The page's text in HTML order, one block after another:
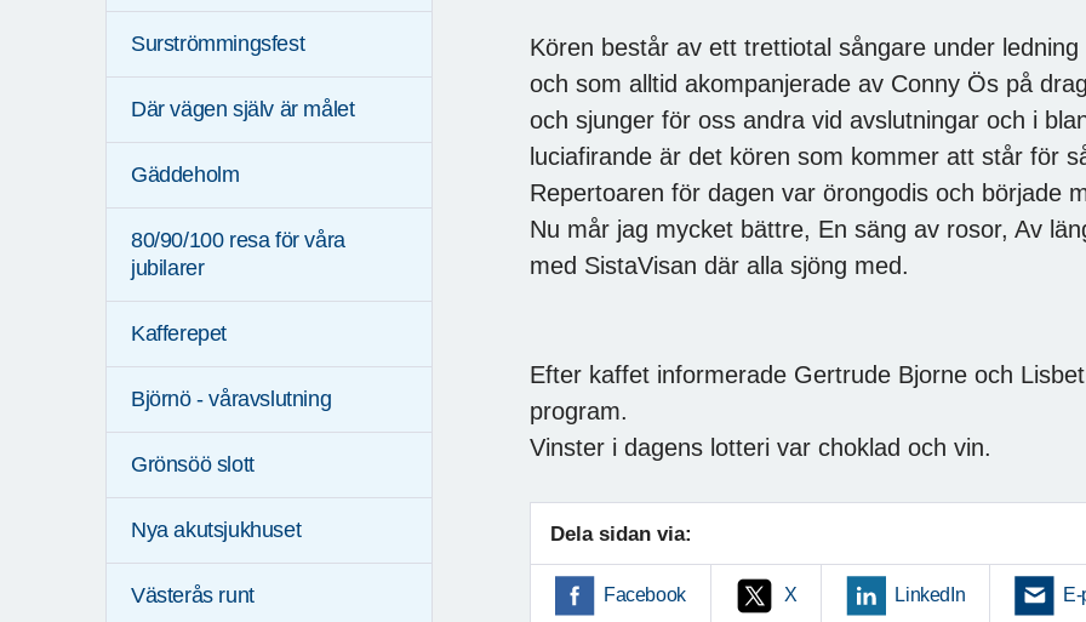
Surströmmingsfest
Där vägen själv är målet
Gäddeholm
80/90/100 resa för våra
jubilarer
Kafferepet
Björnö - våravslutning
Grönsöö slott
Nya akutsjukhuset
Västerås runt
Kören består av ett trettiotal sångare under
och som alltid akompanjerade av Conny Ös på
och sjunger för oss andra vid avslutningar och i
luciafirande är det kören som kommer att står för
Repertoaren för dagen var örongodis och började
Nu mår jag mycket bättre, En säng av rosor, Av
med SistaVisan där alla sjöng med.
Efter kaffet informerade Gertrude Bjorne och
program.
Vinster i dagens lotteri var choklad och vin.
Dela sidan via:
Facebook X LinkedIn